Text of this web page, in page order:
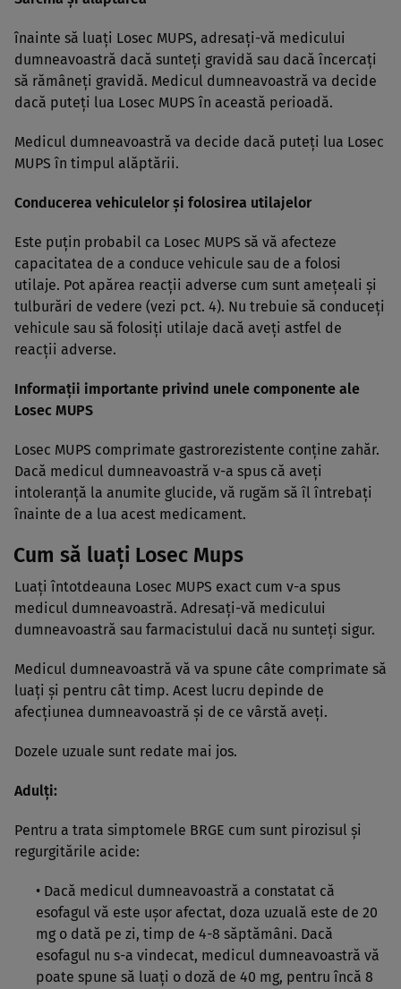
înainte să luaţi Losec MUPS, adresaţi-vă medicului
dumneavoastră dacă sunteţi gravidă sau dacă încercaţi
să rămâneţi gravidă. Medicul dumneavoastră va decide
dacă puteţi lua Losec MUPS în această perioadă.
Medicul dumneavoastră va decide dacă puteţi lua Losec
MUPS în timpul alăptării.
Conducerea vehiculelor şi folosirea utilajelor
Este puţin probabil ca Losec MUPS să vă afecteze
capacitatea de a conduce vehicule sau de a folosi
utilaje. Pot apărea reacţii adverse cum sunt ameţeali şi
tulburări de vedere (vezi pct. 4). Nu trebuie să conduceţi
vehicule sau să folosiţi utilaje dacă aveţi astfel de
reacţii adverse.
Informaţii importante privind unele componente ale
Losec MUPS
Losec MUPS comprimate gastrorezistente conţine zahăr.
Dacă medicul dumneavoastră v-a spus că aveţi
intoleranţă la anumite glucide, vă rugăm să îl întrebaţi
înainte de a lua acest medicament.
Cum să luaţi Losec Mups
Luaţi întotdeauna Losec MUPS exact cum v-a spus
medicul dumneavoastră. Adresaţi-vă medicului
dumneavoastră sau farmacistului dacă nu sunteţi sigur.
Medicul dumneavoastră vă va spune câte comprimate să
luaţi şi pentru cât timp. Acest lucru depinde de
afecţiunea dumneavoastră şi de ce vârstă aveţi.
Dozele uzuale sunt redate mai jos.
Adulţi:
Pentru a trata simptomele BRGE cum sunt pirozisul şi
regurgitările acide:
• Dacă medicul dumneavoastră a constatat că
esofagul vă este uşor afectat, doza uzuală este de 20
mg o dată pe zi, timp de 4-8 săptămâni. Dacă
esofagul nu s-a vindecat, medicul dumneavoastră vă
poate spune să luaţi o doză de 40 mg, pentru încă 8